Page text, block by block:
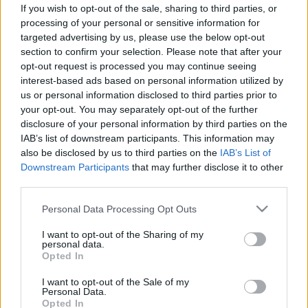
If you wish to opt-out of the sale, sharing to third parties, or
processing of your personal or sensitive information for
targeted advertising by us, please use the below opt-out
section to confirm your selection. Please note that after your
opt-out request is processed you may continue seeing
interest-based ads based on personal information utilized by
us or personal information disclosed to third parties prior to
your opt-out. You may separately opt-out of the further
disclosure of your personal information by third parties on the
IAB’s list of downstream participants. This information may
also be disclosed by us to third parties on the IAB’s List of
Downstream Participants that may further disclose it to other
Please note that this website/app uses one or more Google
not limited to your visit or usage behaviour. You may click to
grant or deny consent to Google and its third-party tags to
use your data for below specified purposes in below Google
consent section.
Personal Data Processing Opt Outs
I want to opt-out of the Sharing of my
personal data.
Opted In
I want to opt-out of the Sale of my
Personal Data.
Opted In
Szépségápolás
2014. június 27. 11:12
Módosítva: 2015. november 04. 13:49
Megosztás
Küldés Küldés Messengeren
Egészségkalauz
Egészségkalauz
Két nő, Magda anyjával keresett fel a rendelőmben.
Szerettem volna négyszemközt beszélni vele, de
kérte, hogy hármasban beszéljünk, mert neki nagyon
nehéz megtalálni a megfelelő szavakat. Anyja foglalta